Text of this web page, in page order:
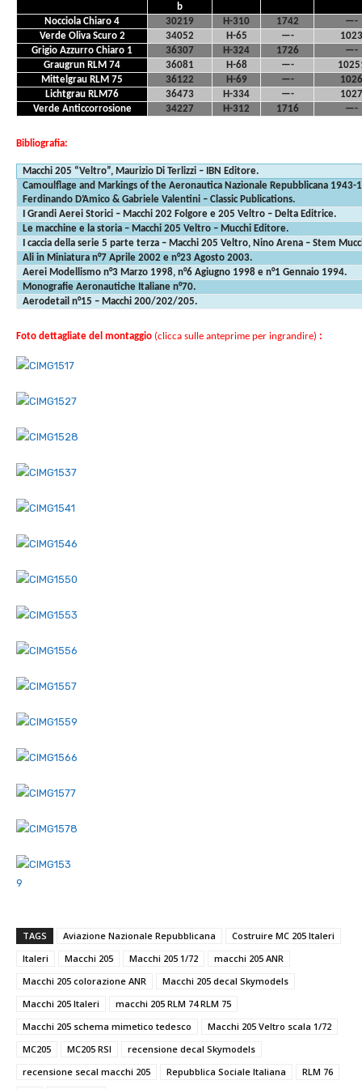
b
Nocciola Chiaro 4 30219 H-310 1742
—-
Verde Oliva Scuro 2
34052 H-65 —-
1023
Grigio Azzurro Chiaro 1
36307 H-324 1726
—-
Graugrun RLM 74
36081 H-68 —-
Mittelgrau RLM 75
36122 H-69 —-
1026
Lichtgrau RLM76
36473 H-334 —-
1027
Verde Anticcorrosione
34227 H-312 1716 —-
Bibliografia:
Macchi 205 “Veltro”, Maurizio Di Terlizzi – IBN Editore.
Camoulflage and Markings of the Aeronautica Nazionale Repubblicana 1943-
Ferdinando D’Amico & Gabriele Valentini – Classic Publications.
I Grandi Aerei Storici – Macchi 202 Folgore e 205 Veltro – Delta Editrice.
Le macchine e la storia – Macchi 205 Veltro – Mucchi Editore.
I caccia della serie 5 parte terza – Macchi 205 Veltro, Nino Arena – Stem
Ali in Miniatura n°7 Aprile 2002 e n°23 Agosto 2003.
Aerei Modellismo n°3 Marzo 1998, n°6 Agiugno 1998 e n°1 Gennaio 1994.
Monografie Aeronautiche Italiane n°70.
Aerodetail n°15 – Macchi 200/202/205.
Foto dettagliate del montaggio (clicca sulle anteprime per ingrandire) :
TAGS Aviazione Nazionale Repubblicana
Costruire MC 205 Italeri
Italeri
Macchi 205 Macchi 205 1/72
macchi 205 ANR
Macchi 205 colorazione ANR
Macchi 205 decal Skymodels
Macchi 205 Italeri
macchi 205 RLM 74 RLM 75
Macchi 205 schema mimetico tedesco
Macchi 205 Veltro scala 1/72
MC205
MC205 RSI
recensione decal Skymodels
recensione secal macchi 205
Repubblica Sociale Italiana
RLM 76